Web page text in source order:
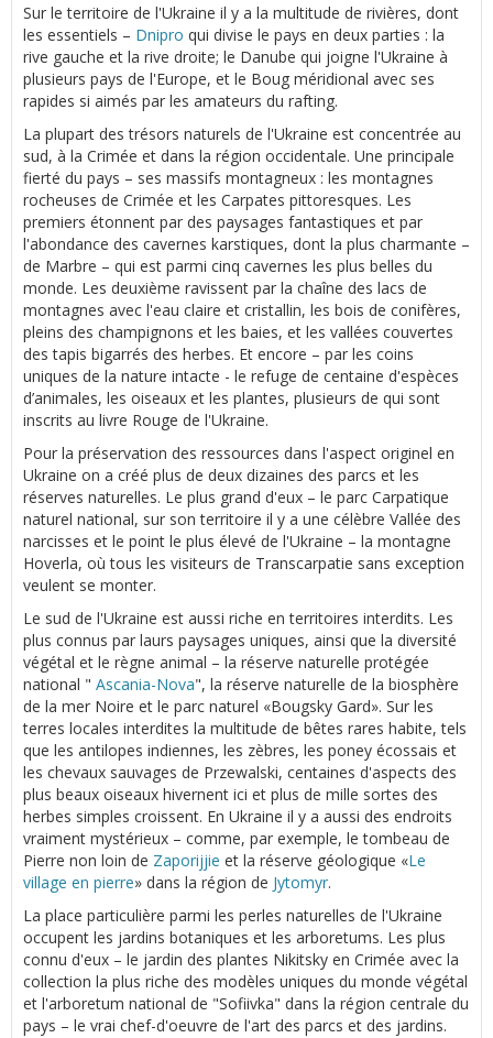
Sur le territoire de l'Ukraine il y a la multitude de rivières, dont
les essentiels – Dnipro qui divise le pays en deux parties : la
rive gauche et la rive droite; le Danube qui joigne l'Ukraine à
plusieurs pays de l'Europe, et le Boug méridional avec ses
rapides si aimés par les amateurs du rafting.
La plupart des trésors naturels de l'Ukraine est concentrée au
sud, à la Crimée et dans la région occidentale. Une principale
fierté du pays – ses massifs montagneux : les montagnes
rocheuses de Crimée et les Carpates pittoresques. Les
premiers étonnent par des paysages fantastiques et par
l'abondance des cavernes karstiques, dont la plus charmante –
de Marbre – qui est parmi cinq cavernes les plus belles du
monde. Les deuxième ravissent par la chaîne des lacs de
montagnes avec l'eau claire et cristallin, les bois de conifères,
pleins des champignons et les baies, et les vallées couvertes
des tapis bigarrés des herbes. Et encore – par les coins
uniques de la nature intacte - le refuge de centaine d'espèces
d’animales, les oiseaux et les plantes, plusieurs de qui sont
inscrits au livre Rouge de l'Ukraine.
Pour la préservation des ressources dans l'aspect originel en
Ukraine on a créé plus de deux dizaines des parcs et les
réserves naturelles. Le plus grand d'eux – le parc Carpatique
naturel national, sur son territoire il y a une célèbre Vallée des
narcisses et le point le plus élevé de l'Ukraine – la montagne
Hoverla, où tous les visiteurs de Transcarpatie sans exception
veulent se monter.
Le sud de l'Ukraine est aussi riche en territoires interdits. Les
plus connus par laurs paysages uniques, ainsi que la diversité
végétal et le règne animal – la réserve naturelle protégée
national " Ascania-Nova", la réserve naturelle de la biosphère
de la mer Noire et le parc naturel «Bougsky Gard». Sur les
terres locales interdites la multitude de bêtes rares habite, tels
que les antilopes indiennes, les zèbres, les poney écossais et
les chevaux sauvages de Przewalski, centaines d'aspects des
plus beaux oiseaux hivernent ici et plus de mille sortes des
herbes simples croissent. En Ukraine il y a aussi des endroits
vraiment mystérieux – comme, par exemple, le tombeau de
Pierre non loin de Zaporijjie et la réserve géologique «Le
village en pierre» dans la région de Jytomyr.
La place particulière parmi les perles naturelles de l'Ukraine
occupent les jardins botaniques et les arboretums. Les plus
connu d'eux – le jardin des plantes Nikitsky en Crimée avec la
collection la plus riche des modèles uniques du monde végétal
et l'arboretum national de "Sofiivka" dans la région centrale du
pays – le vrai chef-d'oeuvre de l'art des parcs et des jardins.